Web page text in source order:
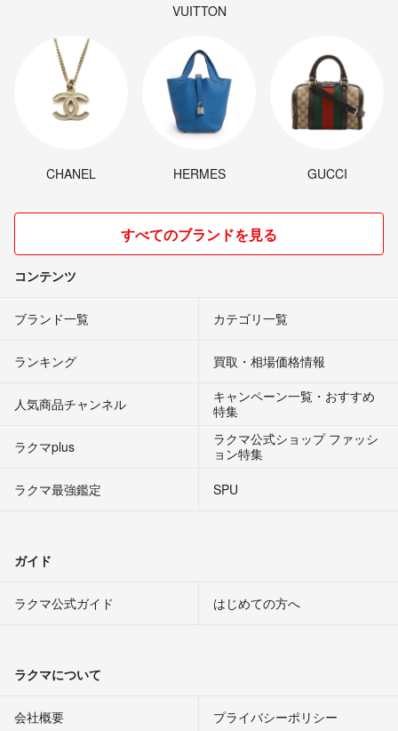
VUITTON
CHANEL HERMES GUCCI
すべてのブランドを見る
コンテンツ
ブランド一覧 カテゴリ一覧
ランキング 買取・相場価格情報
人気商品チャンネル
キャンペーン一覧・おすすめ
特集
ラクマplus
ラクマ公式ショップ ファッシ
ョン特集
ラクマ最強鑑定
SPU
ガイド
ラクマ公式ガイド はじめての方へ
ラクマについて
会社概要 プライバシーポリシー